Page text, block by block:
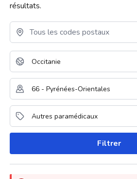
résultats.
Filtrer